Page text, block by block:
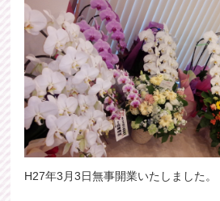
H27年3月3日無事開業いたしました。